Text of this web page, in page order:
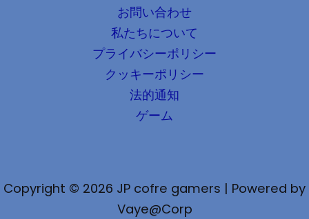
お問い合わせ
私たちについて
プライバシーポリシー
クッキーポリシー
法的通知
ゲーム
Copyright © 2026 JP cofre gamers | Powered by
Vaye@Corp